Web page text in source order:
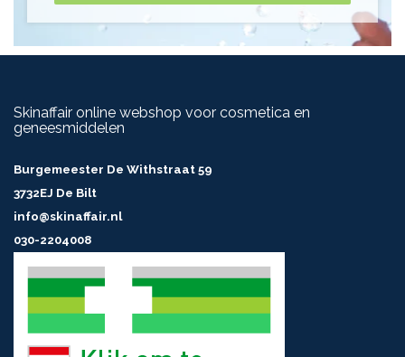
Skinaffair online webshop voor cosmetica en
geneesmiddelen
Burgemeester De Withstraat 59
3732EJ De Bilt
info@skinaffair.nl
030-2204008